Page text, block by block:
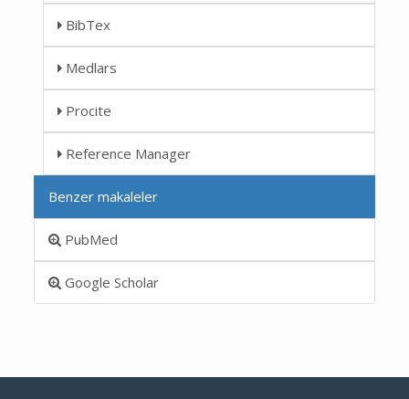
BibTex
Medlars
Procite
Reference Manager
Benzer makaleler
PubMed
Google Scholar